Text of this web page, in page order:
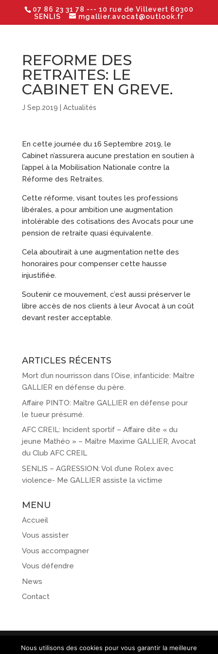
07 86 23 31 78 --- 10 rue de Villevert 60300
SENLIS
mgallier.avocat@outlook.fr
REFORME DES
RETRAITES: LE
CABINET EN GREVE.
J Sep.2019 Actualités
En cette journée du 16 Septembre 2019, le
Cabinet n’assurera aucune prestation en soutien à
l’appel à la Mobilisation Nationale contre la
Réforme des Retraites.
Cette réforme, visant toutes les professions
libérales, a pour ambition une augmentation
intolérable des cotisations des Avocats pour une
pension de retraite quasi équivalente.
Cela aboutirait à une augmentation nette des
honoraires pour compenser cette hausse
injustifiée.
Soutenir ce mouvement, c’est aussi préserver le
libre accès de nos clients à leur Avocat à un coût
devant rester acceptable.
ARTICLES RÉCENTS
Mort d’un nourrisson dans l’Oise, infanticide: Maître
GALLIER en défense du père.
Affaire PINTO: Maître GALLIER en défense pour
le tueur présumé.
AFC CREIL: Incident sportif – Affaire dite « du
jeune Mathéo » – Maître Maxime GALLIER, Avocat
du Club AFC CREIL
SENLIS – AGRESSION: Vol d’une Rolex avec
violence- Me GALLIER assiste la victime
MENU
Accueil
Vous assister
Vous accompagner
Vous défendre
News
Contact
Nous utilisons des cookies pour vous garantir la meilleure